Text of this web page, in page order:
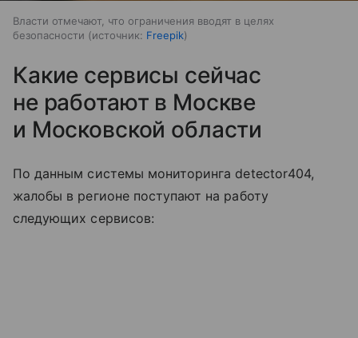
Власти отмечают, что ограничения вводят в целях
безопасности
источник: Freepik
Какие сервисы сейчас
не работают в Москве
и Московской области
По данным системы мониторинга detector404,
жалобы в регионе поступают на работу
следующих сервисов: